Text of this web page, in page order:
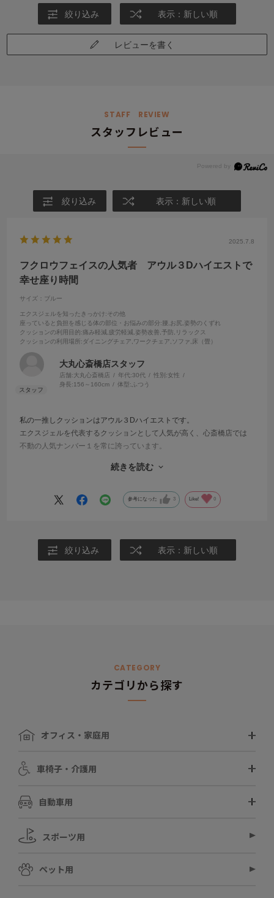
絞り込み 表示：新しい順
レビューを書く
STAFF REVIEW
スタッフレビュー
絞り込み 表示：新しい順
2025.7.8
フクロウフェイスの人気者 アウル３Dハイエストで
幸せ座り時間
サイズ：ブルー
エクスジェルを知ったきっかけ :その他
座っていると負担を感じる体の部位・お悩みの部分:腰,お尻,姿勢のくずれ
クッションの利用目的:痛み軽減,疲労軽減,姿勢改善,予防,リラックス
クッションの利用場所:ダイニングチェア,ワークチェア,ソファ,床（畳）
大丸心斎橋店スタッフ
店舗:大丸心斎橋店 年代:30代 性別:女性
身長:156～160cm 体型: ふつう
私の一推しクッションはアウル３Dハイエストです。
エクスジェルを代表するクッションとして人気が高く、心斎橋店では
不動の人気ナンバー１を常に誇っています。
まさにオールラウンダーなクッションで、
ソファやリクライニングチェアでのリラックスタイムの心地良さ、
床座りクッションとして、祈りや瞑想などの無意識での座りの安定
という嬉しいお声を頂きます。
お尻に寄り添い、座り時間をそっと支えてくれるふくろうフェイス。
座った人に福が来ますように…という私たちからの願いも込められて
是非、一度この心地良さを感じてみてください。
続きを読む
参考になった 3 Like! 0
絞り込み 表示：新しい順
CATEGORY
カテゴリから探す
オフィス・家庭用
車椅子・介護用
自動車用
スポーツ用
ペット用